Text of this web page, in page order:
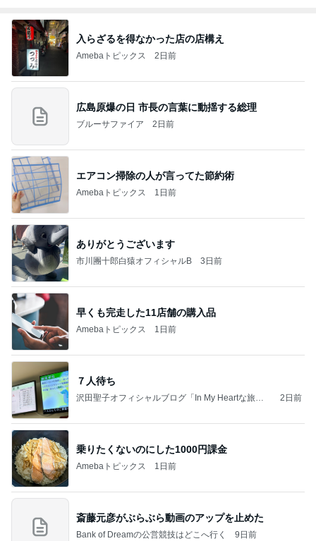
入らざるを得なかった店の店構え
Amebaトピックス 2日前
広島原爆の日 市長の言葉に動揺する総理
ブルーサファイア 2日前
エアコン掃除の人が言ってた節約術
Amebaトピックス 1日前
ありがとうございます
市川團十郎白猿オフィシャルB 3日前
早くも完走した11店舗の購入品
Amebaトピックス 1日前
７人待ち
沢田聖子オフィシャルブログ「In My Heartな旅日
2日前
乗りたくないのにした1000円課金
Amebaトピックス 1日前
斎藤元彦がぶらぶら動画のアップを止めた
Bank of Dreamの公営競技はどこへ行く 9日前